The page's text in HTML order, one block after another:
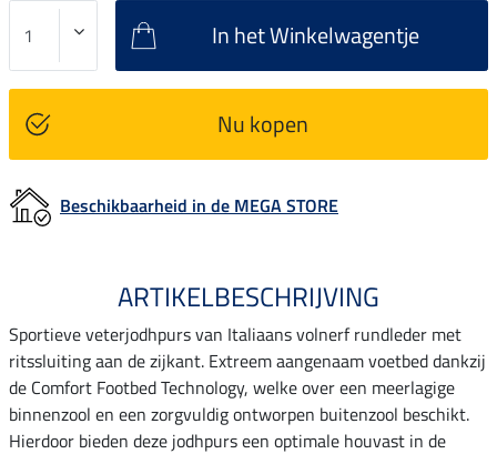
In het Winkelwagentje
Nu kopen
Beschikbaarheid in de MEGA STORE
ARTIKELBESCHRIJVING
Sportieve veterjodhpurs van Italiaans volnerf rundleder met
ritssluiting aan de zijkant. Extreem aangenaam voetbed dankzij
de Comfort Footbed Technology, welke over een meerlagige
binnenzool en een zorgvuldig ontworpen buitenzool beschikt.
Hierdoor bieden deze jodhpurs een optimale houvast in de